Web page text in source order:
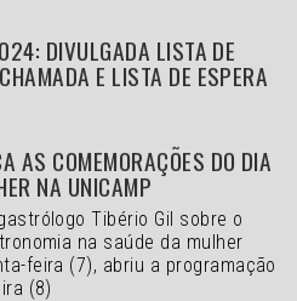
DIVULGADA LISTA DE
E LISTA DE ESPERA
AS COMEMORAÇÕES DO DIA
NA UNICAMP
Tibério Gil sobre o
na saúde da mulher
feira (7), abriu a programação
(8)